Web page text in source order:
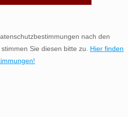
nach den
Sie diesen bitte zu. Hier finden